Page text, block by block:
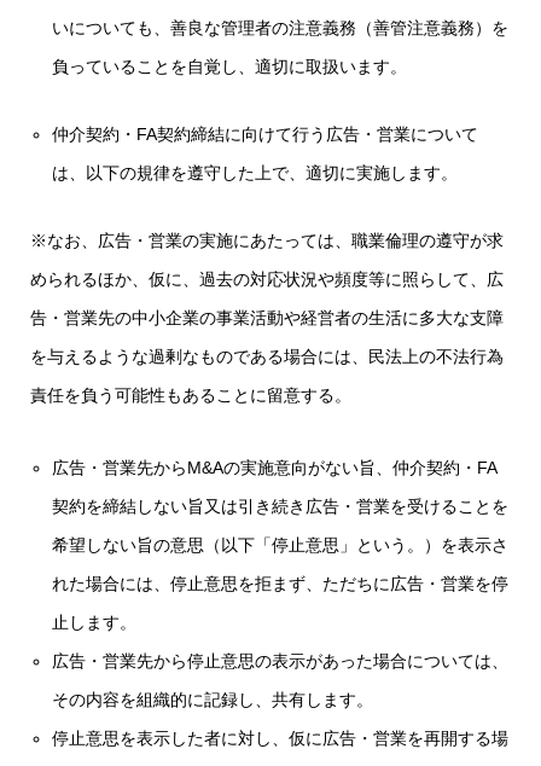
いについても、善良な管理者の注意義務（善管注意義務）を
負っていることを自覚し、適切に取扱います。
仲介契約・FA契約締結に向けて行う広告・営業について
は、以下の規律を遵守した上で、適切に実施します。
※なお、広告・営業の実施にあたっては、職業倫理の遵守が求
められるほか、仮に、過去の対応状況や頻度等に照らして、広
告・営業先の中小企業の事業活動や経営者の生活に多大な支障
を与えるような過剰なものである場合には、民法上の不法行為
責任を負う可能性もあることに留意する。
広告・営業先からM&Aの実施意向がない旨、仲介契約・FA
契約を締結しない旨又は引き続き広告・営業を受けることを
希望しない旨の意思（以下「停止意思」という。）を表示さ
れた場合には、停止意思を拒まず、ただちに広告・営業を停
止します。
広告・営業先から停止意思の表示があった場合については、
その内容を組織的に記録し、共有します。
停止意思を表示した者に対し、仮に広告・営業を再開する場